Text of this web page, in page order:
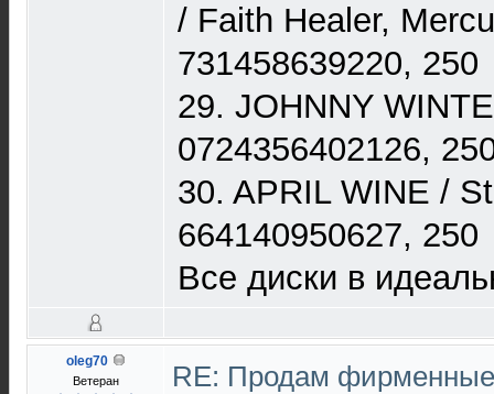
/ Faith Healer,
731458639220, 250
29. JOHNNY
0724356402126,
30. APRIL WINE /
664140950627, 250
Все диски в
oleg70
Ветеран
RE: Продам